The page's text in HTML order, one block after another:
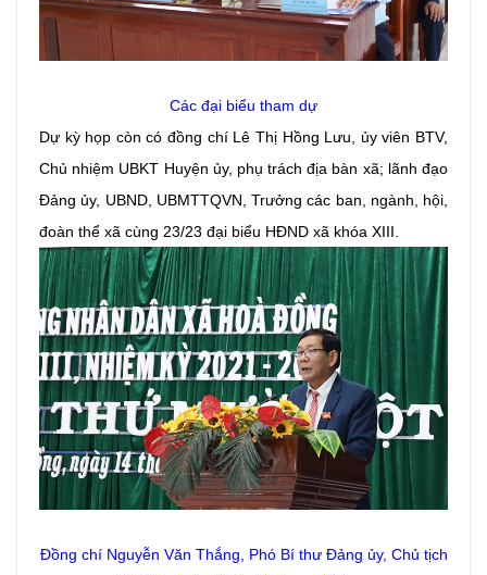
Các đại biểu tham dự
Dự kỳ họp còn có đồng chí Lê Thị Hồng Lưu, ủy viên BTV,
Chủ nhiệm UBKT Huyện ủy, phụ trách địa bàn xã; lãnh đạo
Đảng ủy, UBND, UBMTTQVN, Trưởng các ban, ngành, hội,
đoàn thể xã cùng 23/23 đại biểu HĐND xã khóa XIII.
Đồng chí Nguyễn Văn Thắng, Phó Bí thư Đảng ủy, Chủ tịch